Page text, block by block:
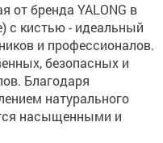
от бренда YALONG в
с кистью - идеальный
и профессионалов.
безопасных и
Благодаря
натурального
насыщенными и